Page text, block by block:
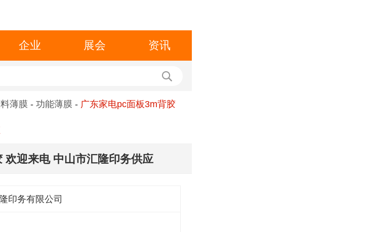
企业 展会 资讯
薄膜 - 功能薄膜 - 广东家电pc面板3m背胶
欢迎来电 中山市汇隆印务供应
印务有限公司